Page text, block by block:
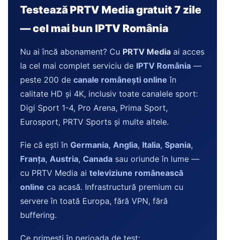
Testează PRTV Media gratuit 7 zile
— cel mai bun IPTV România
Nu ai încă abonament? Cu PRTV Media ai acces
la cel mai complet serviciu de IPTV România —
peste 200 de canale românești online în
calitate HD și 4K, inclusiv toate canalele sport:
Digi Sport 1-4, Pro Arena, Prima Sport,
Eurosport, PRTV Sports și multe altele.
Fie că ești în Germania, Anglia, Italia, Spania,
Franța, Austria, Canada sau oriunde în lume —
cu PRTV Media ai televiziune românească
online ca acasă. Infrastructură premium cu
servere în toată Europa, fără VPN, fără
buffering.
Ce primești în perioada de test: